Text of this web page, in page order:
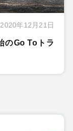
2020年12月21日
のGo Toトラ